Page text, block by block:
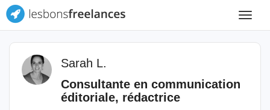
Toggle
Sarah L.
Consultante en communication
éditoriale, rédactrice